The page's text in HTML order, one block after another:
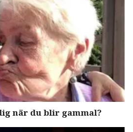
när du blir gammal?